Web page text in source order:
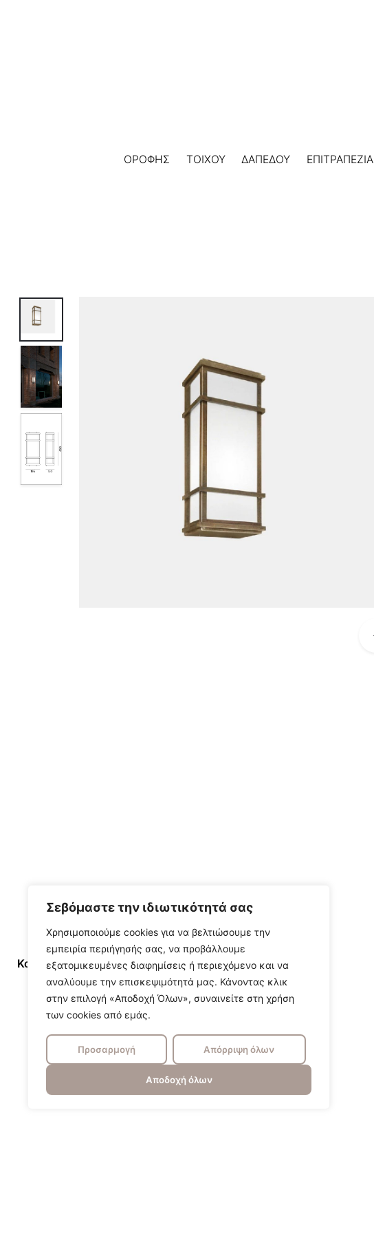
Σεβόμαστε την ιδιωτικότητά σας
Χρησιμοποιούμε cookies για να βελτιώσουμε την
εμπειρία περιήγησής σας, να προβάλλουμε
εξατομικευμένες διαφημίσεις ή περιεχόμενο και να
αναλύουμε την επισκεψιμότητά μας. Κάνοντας κλικ
στην επιλογή «Αποδοχή Όλων», συναινείτε στη χρήση
των cookies από εμάς.
Προσαρμογή Απόρριψη όλων
Αποδοχή όλων
ΟΡΟΦΗΣ ΤΟΙΧΟΥ ΔΑΠΕΔΟΥ ΕΠΙΤΡΑΠΕΖΙΑ
Κατασκευαστης Il Fanale